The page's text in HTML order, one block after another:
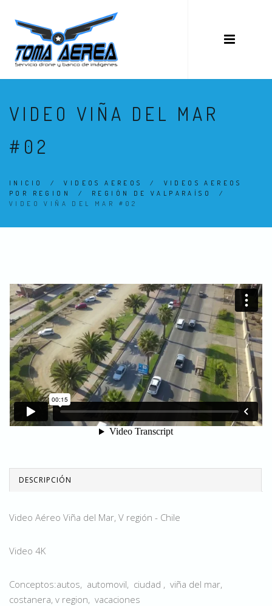
VIDEO VIÑA DEL MAR
#02
INICIO /VIDEOS AEREOS / VIDEOS AEREOS
POR REGION
/ REGIÓN DE VALPARAÍSO
/
VIDEO VIÑA DEL MAR #02
DESCRIPCIÓN
Video Aéreo Viña del Mar, V región - Chile
Video 4K
Conceptos:autos, automovil, ciudad , viña del mar,
costanera, v region, vacaciones